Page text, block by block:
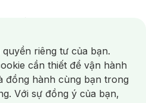
/Mặt Nạ Xông Hơi /Nước Rửa Tay/
Răng /Bàn Chải Điện/
Tăm Nước/ Nước Súc Miệng/
Dung Dịch Vệ Sinh/Dưỡng Vùng Kín/
/Tampon/Bọt Cạo Râu /Dao Cạo Râu/
riêng tư của bạn.
cần thiết để vận hành
đồng hành cùng bạn trong
Với sự đồng ý của bạn,